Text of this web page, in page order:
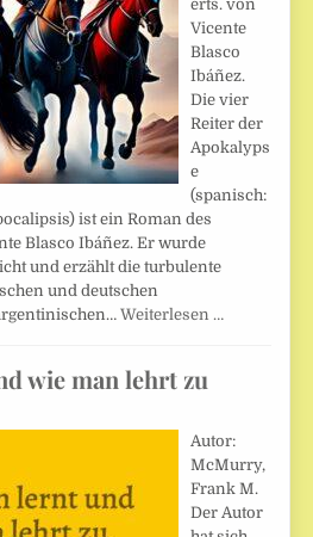
erts. von
Vicente
Blasco
Ibáñez.
Die vier
Reiter der
Apokalyps
e
(spanisch:
ist ein Roman des
Blasco Ibáñez. Er wurde
und erzählt die turbulente
und deutschen
Weiterlesen …
wie man lehrt zu
Autor:
McMurry,
Frank M.
Der Autor